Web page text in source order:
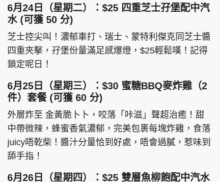
頭條搵工 EDUPLUS
關於我們
聯絡我們
隱私政策聲明
使用條款
Copyright © 東周網 版權所有 . 不得轉載
©Eastweek.com.hk. All rights reserved.
6月24日（星期二）：$25 四重芝士孖堡配中汽
水 (可獲 50 分)
芝士控尖叫！濃郁車打、瑞士、蒙特利傑克同芝士醬
四重夾擊，孖堡份量滿足感爆燈，$25輕鬆嘆！記得
鎖定呢日！
6月25日（星期三）：$30 蜜糖BBQ麥炸雞（2
件）套餐 (可獲 60 分)
外層炸至 金黃脆卜卜，咬落「咔滋」聲超治癒！甜
中帶微辣，蜂蜜香氣濃郁，完美包裹每塊炸雞，食落
juicy唔乾柴！醬汁分量恰到好處，唔會過膩，惹味到
舔手指！
6月26日（星期四）：$25 雙層魚柳飽配中汽水